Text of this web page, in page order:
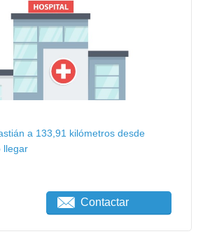
a 133,91 kilómetros desde
llegar
Contactar